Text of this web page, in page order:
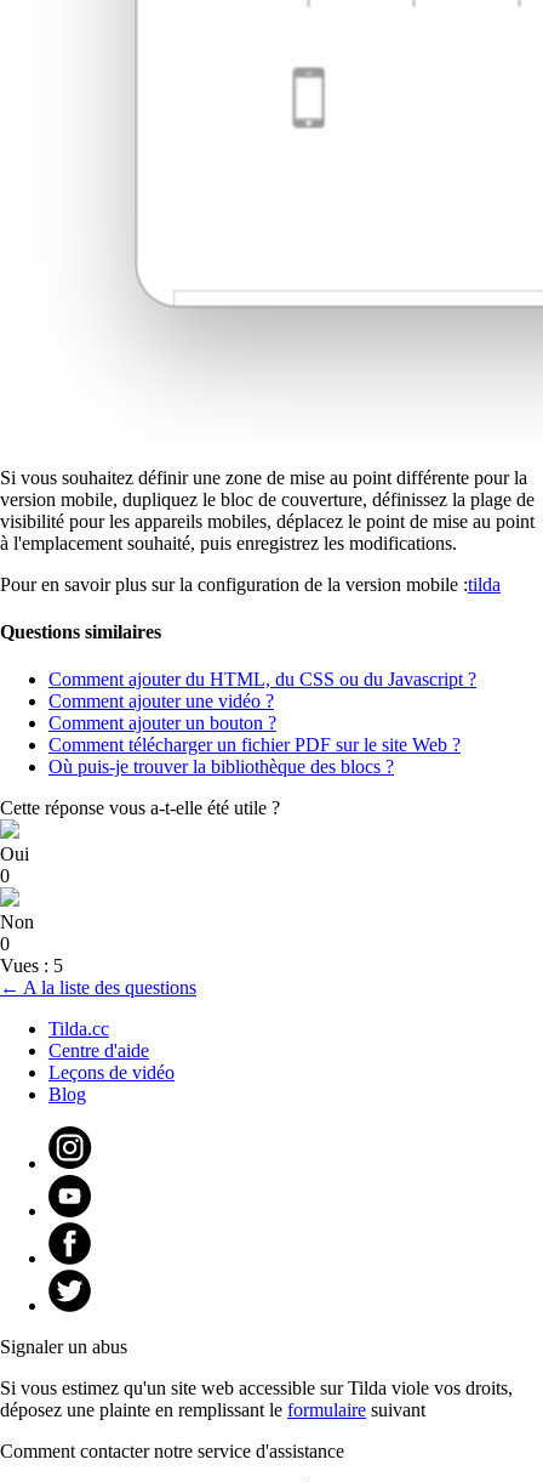
Si vous souhaitez définir une zone de mise au point différente pour la
version mobile, dupliquez le bloc de couverture, définissez la plage de
visibilité pour les appareils mobiles, déplacez le point de mise au point
à l'emplacement souhaité, puis enregistrez les modifications.
Pour en savoir plus sur la configuration de la version mobile :tilda
Questions similaires
Comment ajouter du HTML, du CSS ou du Javascript ?
Comment ajouter une vidéo ?
Comment ajouter un bouton ?
Comment télécharger un fichier PDF sur le site Web ?
Où puis-je trouver la bibliothèque des blocs ?
Cette réponse vous a-t-elle été utile ?
Oui
0
Non
0
Vues : 5
← A la liste des questions
Tilda.cc
Centre d'aide
Leçons de vidéo
Blog
Signaler un abus
Si vous estimez qu'un site web accessible sur Tilda viole vos droits,
déposez une plainte en remplissant le formulaire suivant
Comment contacter notre service d'assistance